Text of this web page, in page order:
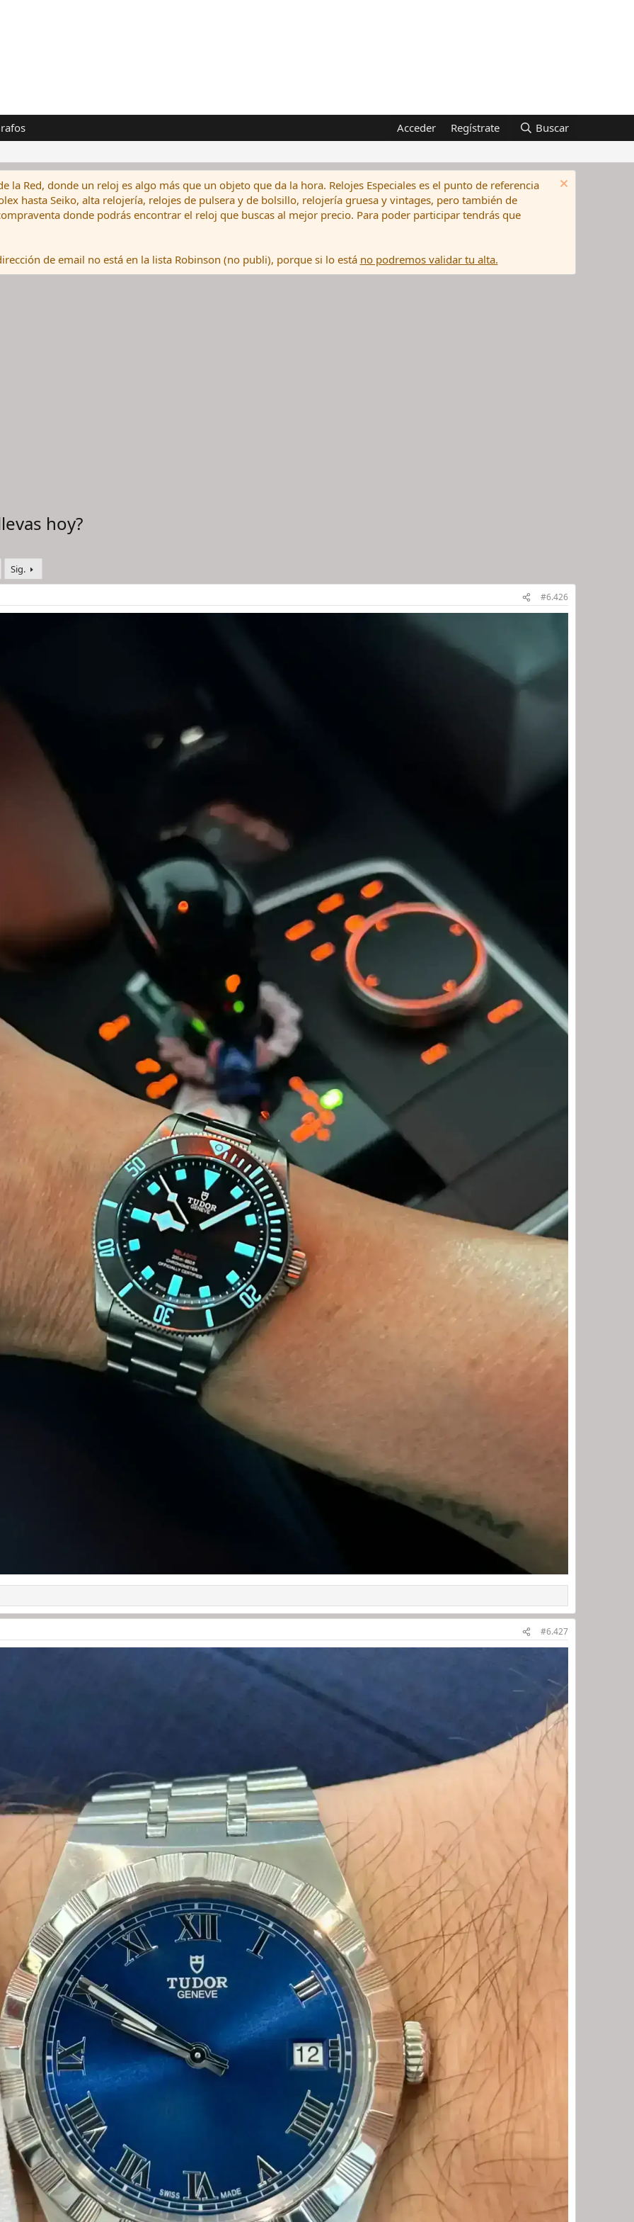
Acceder Regístrate Buscar
la Red, donde un reloj es algo más que un objeto que da la hora. Relojes Especiales es el punto de referencia
hasta Seiko, alta relojería, relojes de pulsera y de bolsillo, relojería gruesa y vintages, pero también de
donde podrás encontrar el reloj que buscas al mejor precio. Para poder participar tendrás que
de email no está en la lista Robinson (no publi), porque si lo está no podremos validar tu alta.
hoy?
Sig.
#6.426
#6.427